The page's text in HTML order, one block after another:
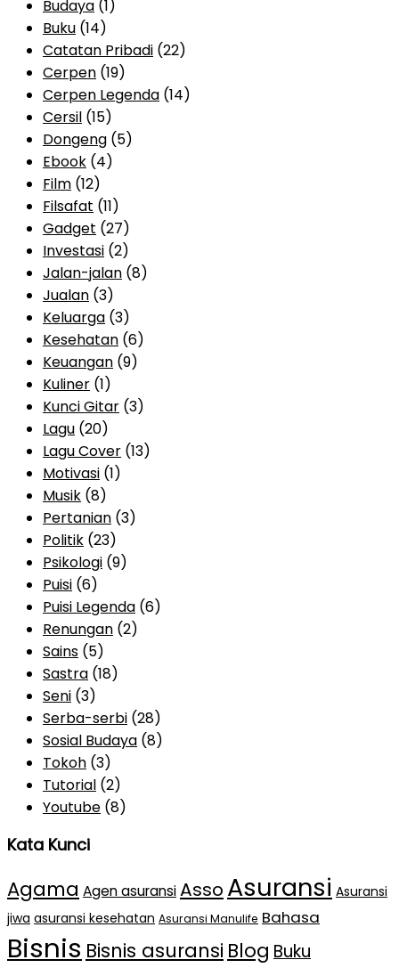
Budaya (1)
Buku (14)
Catatan Pribadi (22)
Cerpen (19)
Cerpen Legenda (14)
Cersil (15)
Dongeng (5)
Ebook (4)
Film (12)
Filsafat (11)
Gadget (27)
Investasi (2)
Jalan-jalan (8)
Jualan (3)
Keluarga (3)
Kesehatan (6)
Keuangan (9)
Kuliner (1)
Kunci Gitar (3)
Lagu (20)
Lagu Cover (13)
Motivasi (1)
Musik (8)
Pertanian (3)
Politik (23)
Psikologi (9)
Puisi (6)
Puisi Legenda (6)
Renungan (2)
Sains (5)
Sastra (18)
Seni (3)
Serba-serbi (28)
Sosial Budaya (8)
Tokoh (3)
Tutorial (2)
Youtube (8)
Kata Kunci
Agama Agen asuransiAsso Asuransi Asuransi
jiwa asuransi kesehatan Asuransi Manulife Bahasa
Bisnis Bisnis asuransi Blog Buku